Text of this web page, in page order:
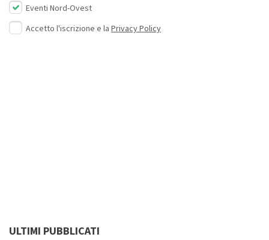
Eventi Nord-Ovest
Accetto l'iscrizione e la Privacy Policy
ULTIMI PUBBLICATI